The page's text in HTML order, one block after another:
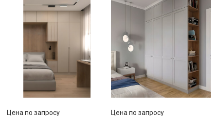
Цена по запросу Цена по запросу